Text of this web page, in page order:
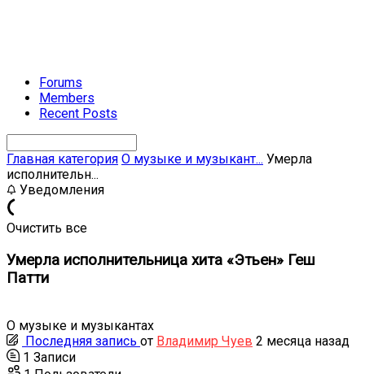
Forums
Members
Recent Posts
Главная категория О музыке и музыкант... Умерла
исполнительн...
Уведомления
Очистить все
Умерла исполнительница хита «Этьен» Геш
Патти
О музыке и музыкантах
Последняя запись от Владимир Чуев 2 месяца назад
1 Записи